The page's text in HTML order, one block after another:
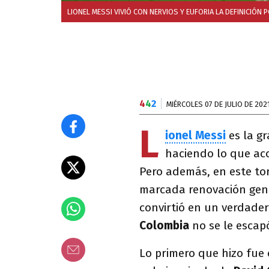
LIONEL MESSI VIVIÓ CON NERVIOS Y EUFORIA LA DEFINICIÓN
442 MIÉRCOLES 07 DE JULIO DE
L ionel Messi es la
haciendo lo que
Pero además, en este
marcada renovación
convirtió en un
Colombia no se le
Lo primero que hizo